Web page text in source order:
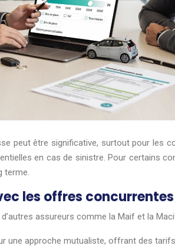
peut être significative, surtout pour les
en cas de sinistre. Pour certains
terme.
les offres
assureurs comme la Maif et la
une approche mutualiste, offrant des